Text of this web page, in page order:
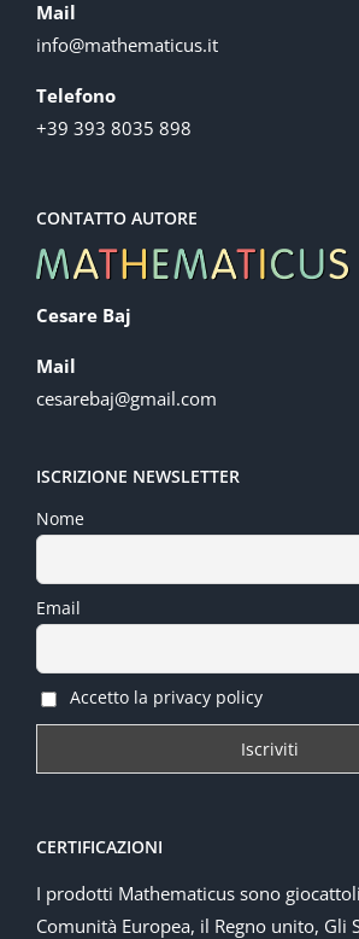
Mail
info@mathematicus.it
Telefono
+39 393 8035 898
CONTATTO AUTORE
Cesare Baj
Mail
cesarebaj@gmail.com
ISCRIZIONE NEWSLETTER
Nome
Email
Accetto la privacy policy
CERTIFICAZIONI
I prodotti Mathematicus sono
Comunità Europea, il Regno unito, Gli